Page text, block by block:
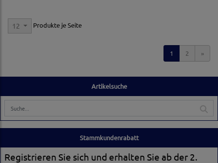
Artikelsuche
12 Produkte je Seite
1 2 »
Stammkundenrabatt
Registrieren Sie sich und erhalten Sie ab der 2.